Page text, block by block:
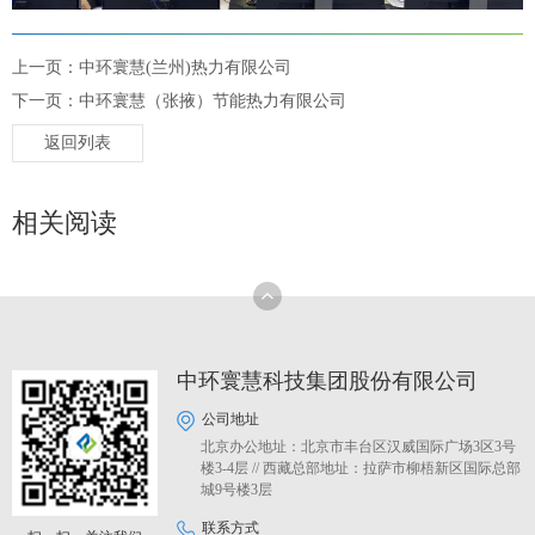
上一页：中环寰慧(兰州)热力有限公司
下一页：中环寰慧（张掖）节能热力有限公司
返回列表
相关阅读
中环寰慧科技集团股份有限公司
公司地址
北京办公地址：北京市丰台区汉威国际广场3区3号
楼3-4层 // 西藏总部地址：拉萨市柳梧新区国际总部
城9号楼3层
联系方式